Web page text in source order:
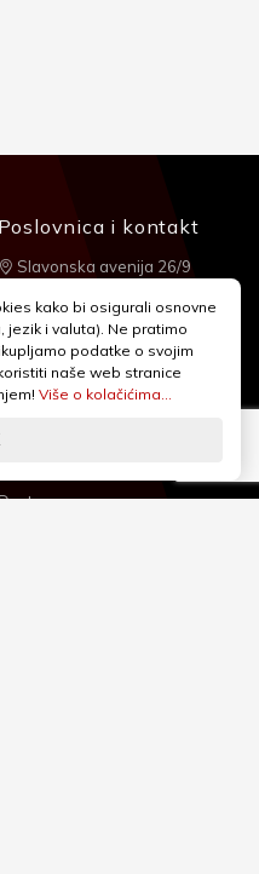
Poslovnica i kontakt
Slavonska avenija 26/9
+385 1 2455 950
webshop@iqcentar.hr
Pon - Pet od 9 - 17h
kako bi osigurali osnovne
jezik i valuta). Ne pratimo
podatke o svojim
naše web stranice
Više o kolačićima...